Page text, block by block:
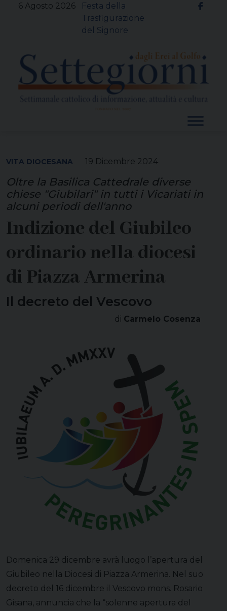
6 Agosto 2026
Festa della
Trasfigurazione
del Signore
19 Dicembre 2024
VITA DIOCESANA
Oltre la Basilica Cattedrale diverse
chiese "Giubilari" in tutti i Vicariati in
alcuni periodi dell'anno
Indizione del Giubileo
ordinario nella diocesi
di Piazza Armerina
Il decreto del Vescovo
di Carmelo Cosenza
Domenica 29 dicembre avrà luogo l’apertura del
Giubileo nella Diocesi di Piazza Armerina. Nel suo
decreto del 16 dicembre il Vescovo mons. Rosario
Gisana, annuncia che la “solenne apertura del